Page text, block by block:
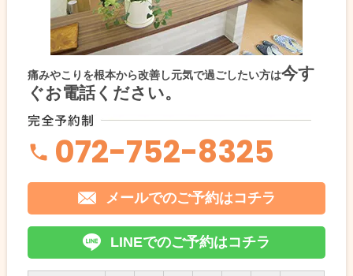
痛みやこりを根本から改善し元気で過ごしたい方は今す
ぐお電話ください。
072-752-8325
メールでのご予約はコチラ
LINEでのご予約はコチラ